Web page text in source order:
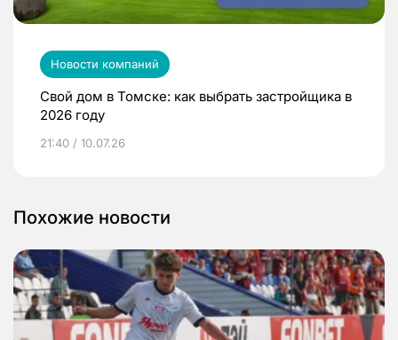
Новости компаний
Свой дом в Томске: как выбрать застройщика в
2026 году
21:40 / 10.07.26
Похожие новости